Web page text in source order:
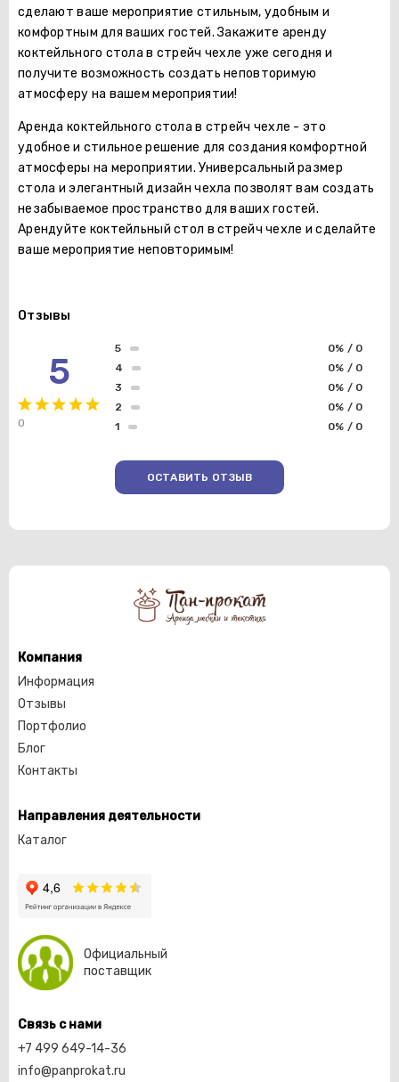
сделают ваше мероприятие стильным, удобным и
комфортным для ваших гостей. Закажите аренду
коктейльного стола в стрейч чехле уже сегодня и
получите возможность создать неповторимую
атмосферу на вашем мероприятии!
Аренда коктейльного стола в стрейч чехле - это
удобное и стильное решение для создания комфортной
атмосферы на мероприятии. Универсальный размер
стола и элегантный дизайн чехла позволят вам создать
незабываемое пространство для ваших гостей.
Арендуйте коктейльный стол в стрейч чехле и сделайте
ваше мероприятие неповторимым!
Отзывы
5
0 1 0% / 0
2 0% / 0
3 0% / 0
4 0% / 0
5 0% / 0
ОСТАВИТЬ ОТЗЫВ
Компания
Информация
Отзывы
Портфолио
Блог
Контакты
Направления деятельности
Каталог
Официальный
поставщик
Связь с нами
+7 499 649-14-36
info@panprokat.ru